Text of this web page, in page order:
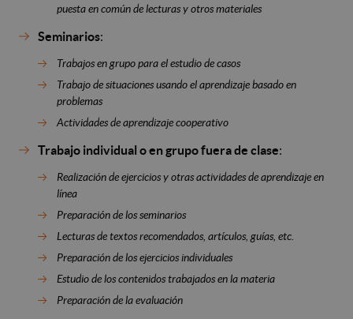
puesta en común de lecturas y otros materiales
Seminarios:
Trabajos en grupo para el estudio de casos
Trabajo de situaciones usando el aprendizaje basado en
problemas
Actividades de aprendizaje cooperativo
Trabajo individual o en grupo fuera de clase:
Realización de ejercicios y otras actividades de aprendizaje en
línea
Preparación de los seminarios
Lecturas de textos recomendados, artículos, guías, etc.
Preparación de los ejercicios individuales
Estudio de los contenidos trabajados en la materia
Preparación de la evaluación